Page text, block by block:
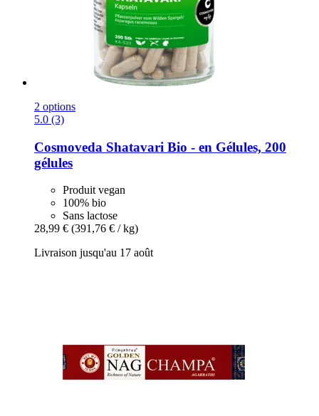
2 options
5.0 (3)
Cosmoveda Shatavari Bio -​ en Gélules, 200
gélules
Produit vegan
100% bio
Sans lactose
28,99 € (391,76 € / kg)
Livraison jusqu'au 17 août